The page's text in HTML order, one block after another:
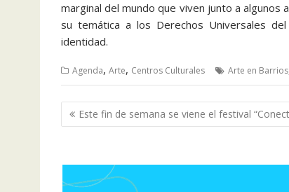
marginal del mundo que viven junto a
su temática a los Derechos Universales
identidad.
Agenda, Arte, Centros Culturales Arte en Barrios
Navegación
de
Este fin de semana se viene el festival